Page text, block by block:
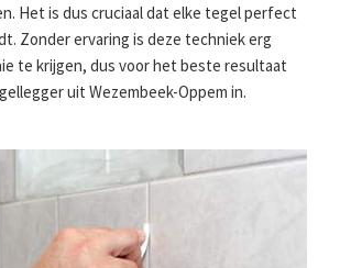
Het is dus cruciaal dat elke tegel perfect
Zonder ervaring is deze techniek erg
te krijgen, dus voor het beste resultaat
uit Wezembeek-Oppem in.